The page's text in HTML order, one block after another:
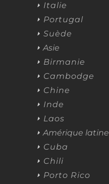
Italie
Portugal
Suède
Asie
Birmanie
Cambodge
Chine
Inde
Laos
Amérique latine
Cuba
Chili
Porto Rico